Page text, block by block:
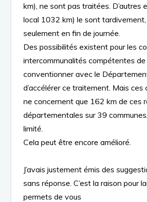
km), ne sont pas traitées. D’autres
local 1032 km) le sont
seulement en fin de journée.
Des possibilités existent pour les
intercommunalités compétentes de
conventionner avec le
d’accélérer ce traitement. Mais ces
ne concernent que 162 km de ces
départementales sur 39
limité.
Cela peut être encore amélioré.
J’avais justement émis des
sans réponse. C’est la raison pour
permets de vous